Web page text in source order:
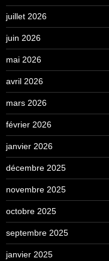
juillet 2026
juin 2026
mai 2026
avril 2026
mars 2026
février 2026
janvier 2026
décembre 2025
novembre 2025
octobre 2025
septembre 2025
janvier 2025